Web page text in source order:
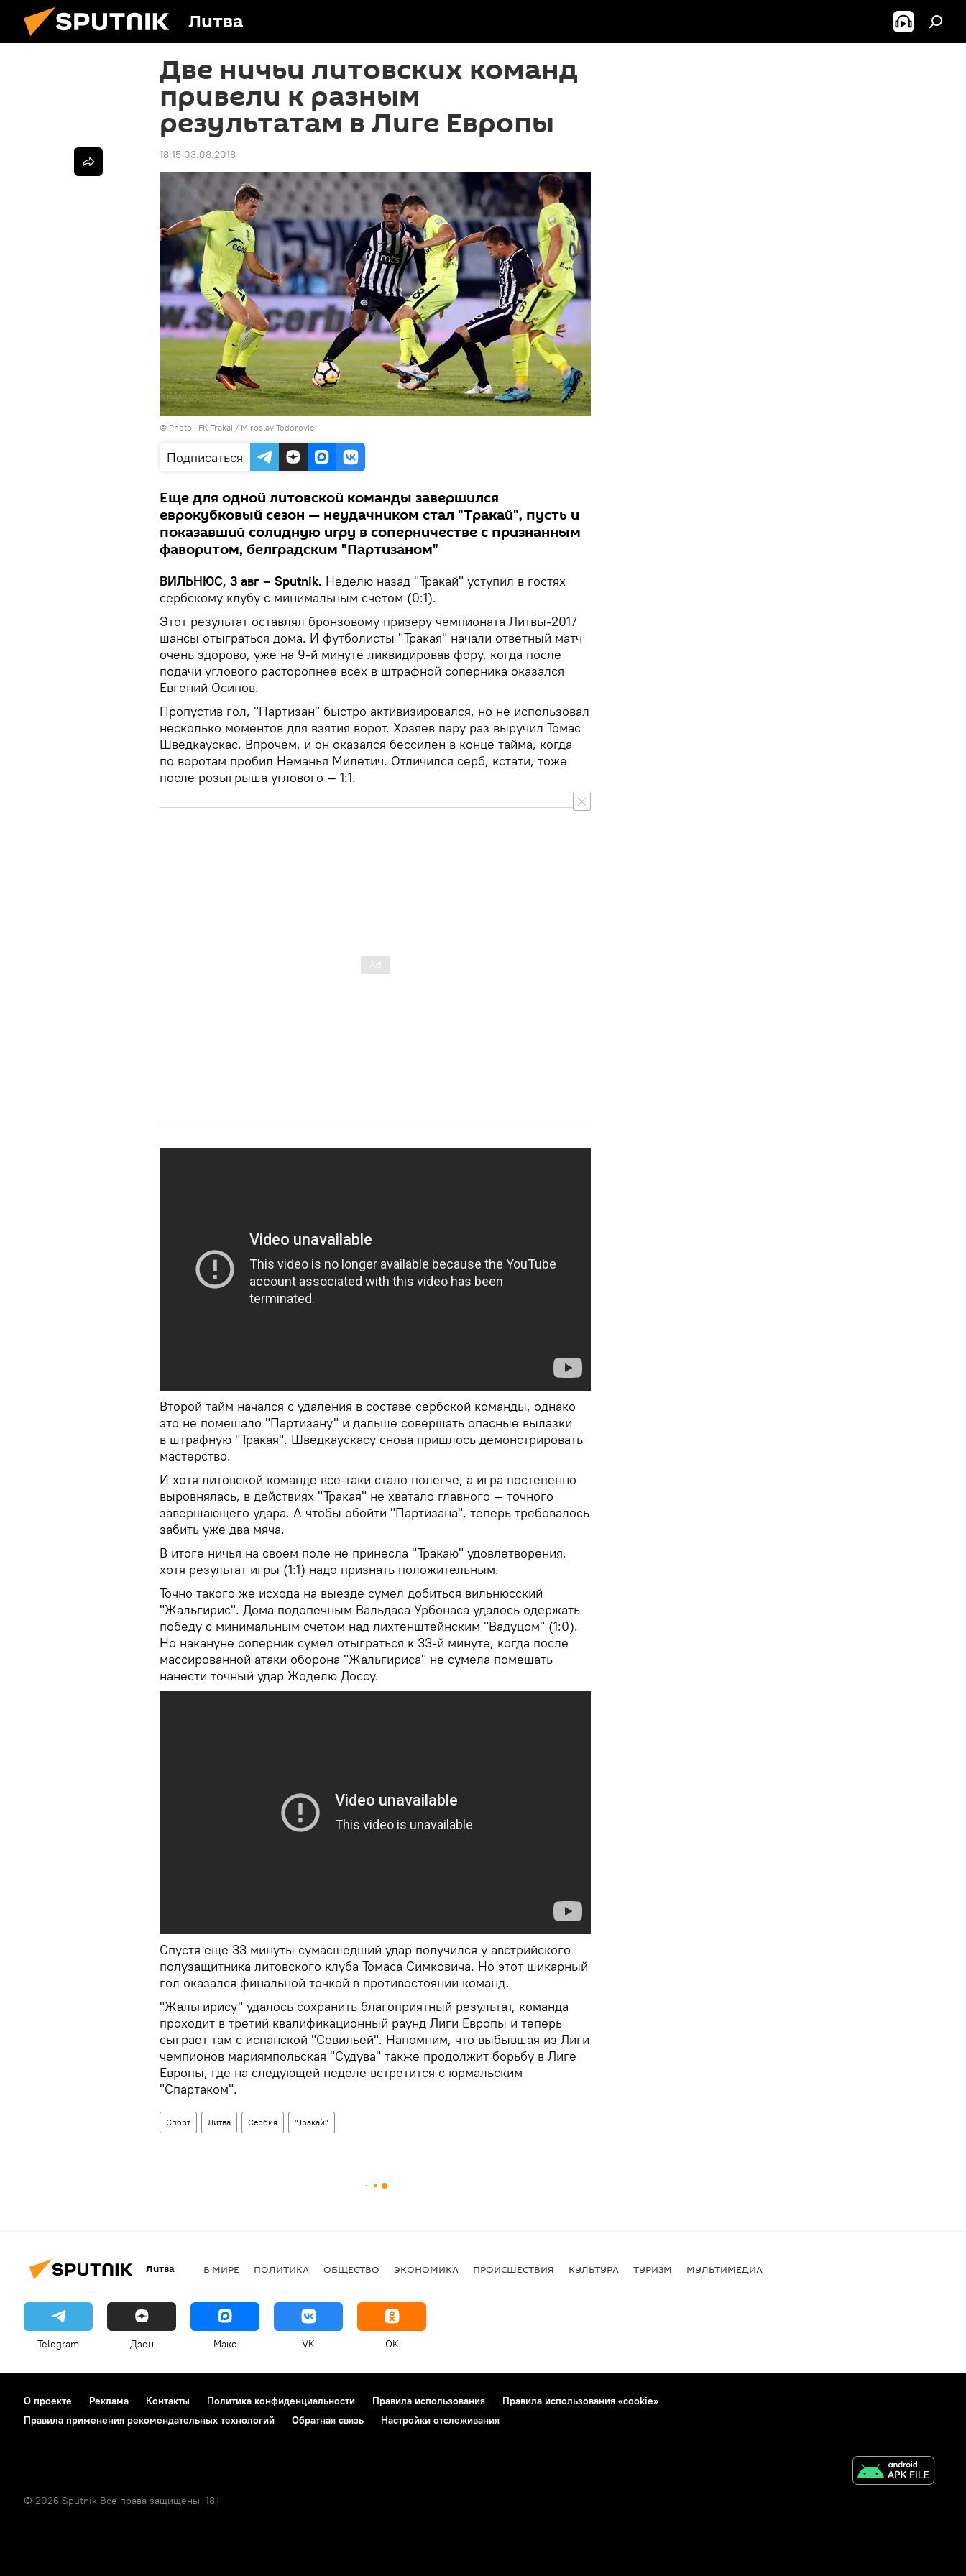
Литва
Две ничьи литовских команд
привели к разным
результатам в Лиге Европы
18:15 03.08.2018
© Photo : FK Trakai / Miroslav Todorovic
Подписаться
Еще для одной литовской команды завершился
еврокубковый сезон — неудачником стал "Тракай", пусть и
показавший солидную игру в соперничестве с признанным
фаворитом, белградским "Партизаном"
ВИЛЬНЮС, 3 авг – Sputnik. Неделю назад "Тракай" уступил в гостях
сербскому клубу с минимальным счетом (0:1).
Этот результат оставлял бронзовому призеру чемпионата Литвы-2017
шансы отыграться дома. И футболисты "Тракая" начали ответный матч
очень здорово, уже на 9-й минуте ликвидировав фору, когда после
подачи углового расторопнее всех в штрафной соперника оказался
Евгений Осипов.
Пропустив гол, "Партизан" быстро активизировался, но не использовал
несколько моментов для взятия ворот. Хозяев пару раз выручил Томас
Шведкаускас. Впрочем, и он оказался бессилен в конце тайма, когда
по воротам пробил Неманья Милетич. Отличился серб, кстати, тоже
после розыгрыша углового — 1:1.
Второй тайм начался с удаления в составе сербской команды, однако
это не помешало "Партизану" и дальше совершать опасные вылазки
в штрафную "Тракая". Шведкаускасу снова пришлось демонстрировать
мастерство.
И хотя литовской команде все-таки стало полегче, а игра постепенно
выровнялась, в действиях "Тракая" не хватало главного — точного
завершающего удара. А чтобы обойти "Партизана", теперь требовалось
забить уже два мяча.
В итоге ничья на своем поле не принесла "Тракаю" удовлетворения,
хотя результат игры (1:1) надо признать положительным.
Точно такого же исхода на выезде сумел добиться вильнюсский
"Жальгирис". Дома подопечным Вальдаса Урбонаса удалось одержать
победу с минимальным счетом над лихтенштейнским "Вадуцом" (1:0).
Но накануне соперник сумел отыграться к 33-й минуте, когда после
массированной атаки оборона "Жальгириса" не сумела помешать
нанести точный удар Жоделю Доссу.
Спустя еще 33 минуты сумасшедший удар получился у австрийского
полузащитника литовского клуба Томаса Симковича. Но этот шикарный
гол оказался финальной точкой в противостоянии команд.
"Жальгирису" удалось сохранить благоприятный результат, команда
проходит в третий квалификационный раунд Лиги Европы и теперь
сыграет там с испанской "Севильей". Напомним, что выбывшая из Лиги
чемпионов мариямпольская "Судува" также продолжит борьбу в Лиге
Европы, где на следующей неделе встретится с юрмальским
"Спартаком".
Спорт Литва Сербия "Тракай"
Литва В МИРЕ ПОЛИТИКА ОБЩЕСТВО ЭКОНОМИКА ПРОИСШЕСТВИЯ КУЛЬТУРА ТУРИЗМ МУЛЬТИМЕДИА
Telegram Дзен Макс VK OK
О проекте Реклама Контакты Политика конфиденциальности Правила использования
Правила использования «cookie»
Правила применения рекомендательных технологий
Обратная связь Настройки отслеживания
© 2026 Sputnik Все права защищены. 18+